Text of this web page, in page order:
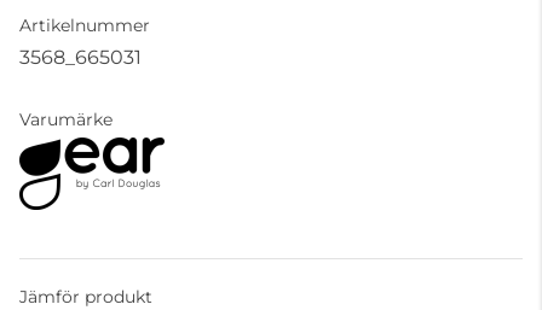
Artikelnummer
3568_665031
Varumärke
Jämför produkt